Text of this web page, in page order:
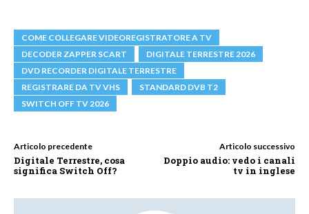
COME COLLEGARE VIDEOREGISTRATORE A TV
DECODER ZAPPER SCART
DIGITALE TERRESTRE 2026
DVD RECORDER DIGITALE TERRESTRE
REGISTRARE DA TV VHS
STANDARD DVB T2
SWITCH OFF TV 2026
Articolo precedente
Digitale Terrestre, cosa
significa Switch Off?
Articolo successivo
Doppio audio: vedo i canali
tv in inglese